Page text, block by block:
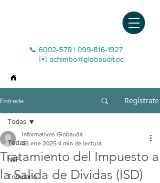
📞 6002-578 | 099-816-1927‬
✉️ achimbo@globaudit.ec
Entrada Regístrate
Todas
NIIF
Tributario
Todas
Tratamiento del Impuesto a
la Salida de Dividas (ISD)
Informativos Globaudit
23 ene 2025 4 min de lectura